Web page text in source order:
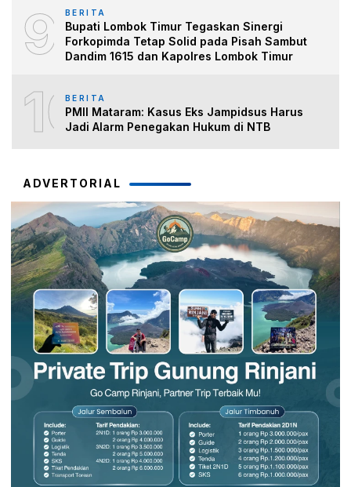
9 BERITA
Bupati Lombok Timur Tegaskan Sinergi
Forkopimda Tetap Solid pada Pisah Sambut
Dandim 1615 dan Kapolres Lombok Timur
10BERITA
PMII Mataram: Kasus Eks Jampidsus Harus
Jadi Alarm Penegakan Hukum di NTB
ADVERTORIAL